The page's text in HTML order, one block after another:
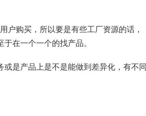
户购买，所以要是有些工厂资源的话，
在一个一个的找产品。
是产品上是不是能做到差异化，有不同